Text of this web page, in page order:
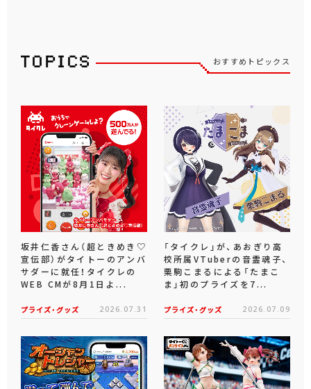
おすすめトピックス
坂井仁香さん（超ときめき♡
宣伝部）がタイトーのアンバ
サダーに就任！タイクレの
WEB CMが8月1日よ...
プライズ・グッズ 2026.07.31
「タイクレ」が、あおぎり高
校所属VTuberの音霊魂子、
栗駒こまるによる「たまこ
ま」初のプライズを7...
プライズ・グッズ 2026.07.09